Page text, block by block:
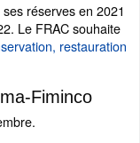
réserves en 2021
Le FRAC souhaite
restauration
Fiminco